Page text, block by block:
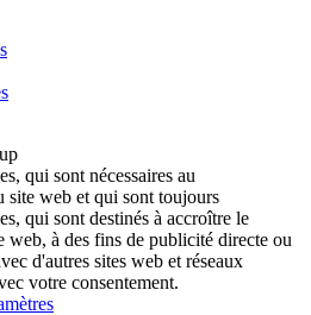
qui sont nécessaires au
site web et qui sont toujours
qui sont destinés à accroître le
à des fins de publicité directe ou
d'autres sites web et réseaux
votre consentement.